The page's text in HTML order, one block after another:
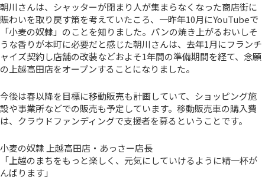
朝川さんは、シャッターが閉まり人が集まらなくなった商店街に
賑わいを取り戻す策を考えていたころ、一昨年10月にYouTubeで
「小麦の奴隷」のことを知りました。パンの焼き上がるおいしそ
うな香りが本町に必要だと感じた朝川さんは、去年1月にフランチ
ャイズ契約し店舗の改装などおよそ1年間の準備期間を経て、念願
の上越高田店をオープンすることになりました。
今後は春以降を目標に移動販売も計画していて、ショッピング施
設や事業所などでの販売も予定しています。移動販売車の購入費
は、クラウドファンディングで支援者を募るということです。
小麦の奴隷 上越高田店・あっさー店長
「上越のまちをもっと楽しく、元気にしていけるように精一杯が
んばります」